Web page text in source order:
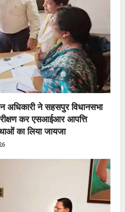
अधिकारी ने सहसपुर विधानसभा
कर एसआईआर आपत्ति
का लिया जायजा